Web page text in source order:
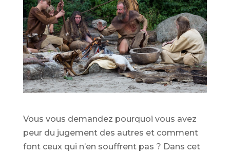
Vous vous demandez pourquoi vous avez
peur du jugement des autres et comment
font ceux qui n’en souffrent pas ? Dans cet